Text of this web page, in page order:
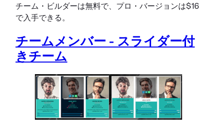
チーム・ビルダーは無料で、プロ・バージョンは$16
で入手できる。
チームメンバー - スライダー付
きチーム